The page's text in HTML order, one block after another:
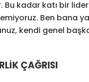
Bu kadar katı bir
Ben bana
kendi genel
ÇAĞRISI